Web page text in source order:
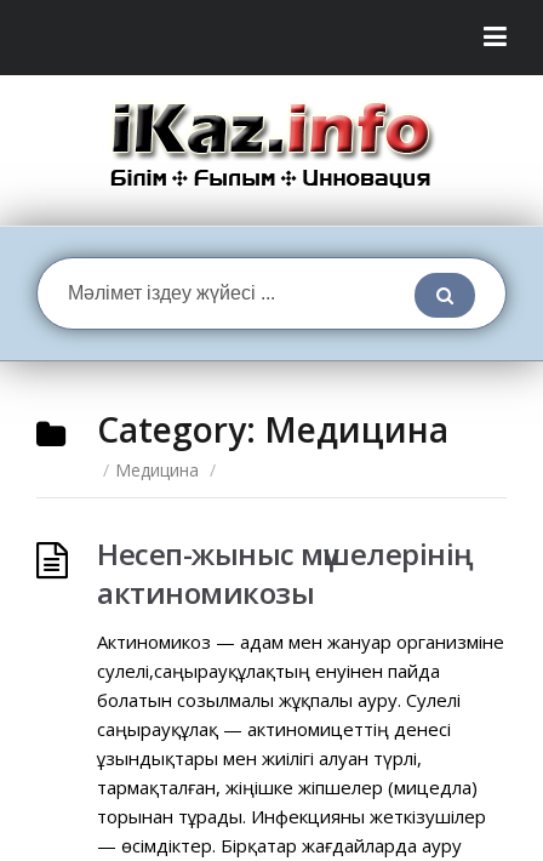
Category: Медицина
/ Медицина /
Несеп-жыныс мүшелерінің
актиномикозы
Актиномикоз — адам мен жануар организміне
сәулелі,саңырауқұлақтың енуінен пайда
болатын созылмалы жұқпалы ауру. Сәулелі
саңырауқұлақ — актиномицеттің денесі
ұзындықтары мен жиілігі алуан түрлі,
тармақталған, жіңішке жіпшелер (мицедла)
торынан тұрады. Инфекцияны жеткізушілер
— өсімдіктер. Бірқатар жағдайларда ауру